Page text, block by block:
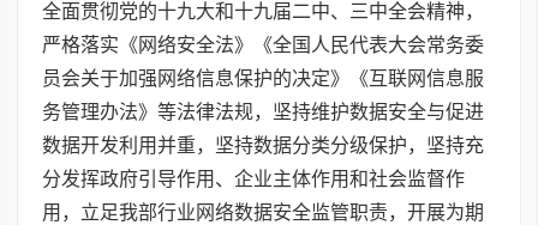
全面贯彻党的十九大和十九届二中、三中全会精神，
严格落实《网络安全法》《全国人民代表大会常务委
员会关于加强网络信息保护的决定》《互联网信息服
务管理办法》等法律法规，坚持维护数据安全与促进
数据开发利用并重，坚持数据分类分级保护，坚持充
分发挥政府引导作用、企业主体作用和社会监督作
用，立足我部行业网络数据安全监管职责，开展为期